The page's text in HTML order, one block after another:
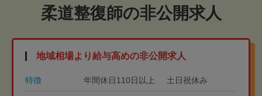
柔道整復師の非公開求人
地域相場より給与高めの非公開求人
特徴 年間休日110日以上 土日祝休み